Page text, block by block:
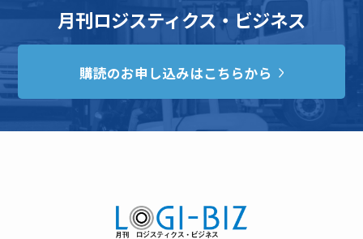
月刊ロジスティクス・ビジネス
購読のお申し込みはこちらから